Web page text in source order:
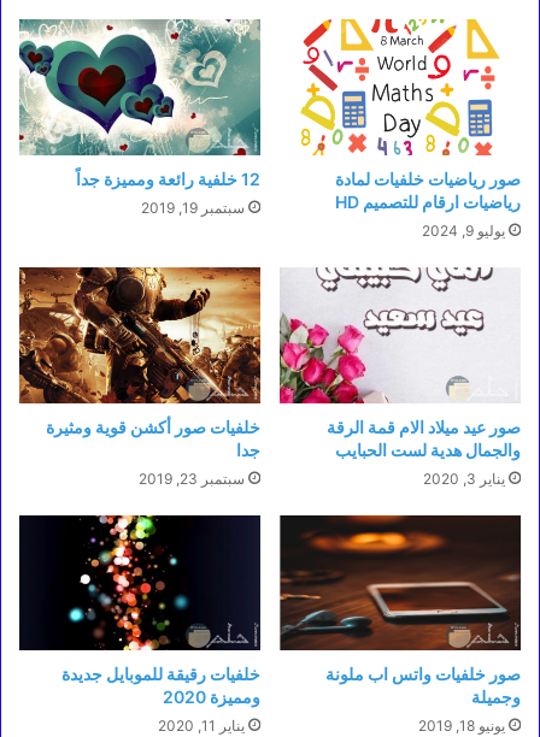
صور رياضيات خلفيات لمادة
رياضيات ارقام للتصميم HD
يوليو 9, 2024
12 خلفية رائعة ومميزة جداً
سبتمبر 19, 2019
صور عيد ميلاد الام قمة الرقة
والجمال هدية لست الحبايب
يناير 3, 2020
خلفيات صور أكشن قوية ومثيرة
جدا
سبتمبر 23, 2019
صور خلفيات واتس اب ملونة
وجميلة
يونيو 18, 2019
خلفيات رقيقة للموبايل جديدة
ومميزة 2020
يناير 11, 2020